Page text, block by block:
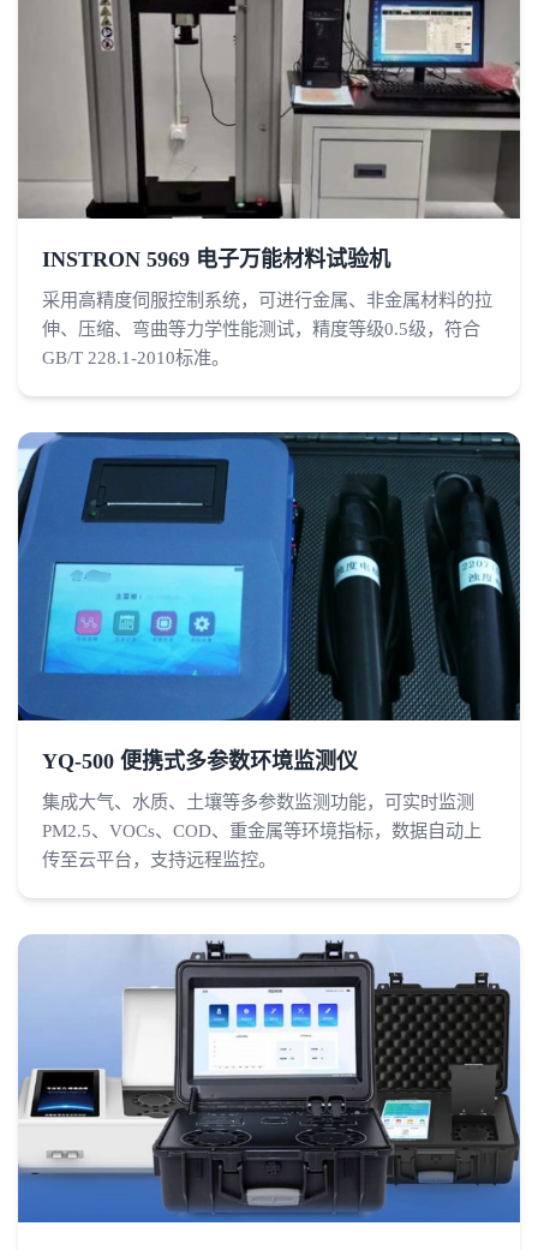
INSTRON 5969 电子万能材料试验机
采用高精度伺服控制系统，可进行金属、非金属材料的拉
伸、压缩、弯曲等力学性能测试，精度等级0.5级，符合
GB/T 228.1-2010标准。
YQ-500 便携式多参数环境监测仪
集成大气、水质、土壤等多参数监测功能，可实时监测
PM2.5、VOCs、COD、重金属等环境指标，数据自动上
传至云平台，支持远程监控。